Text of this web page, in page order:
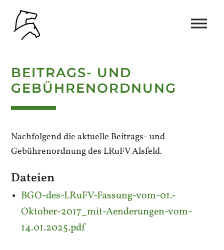
BEITRAGS- UND
GEBÜHRENORDNUNG
Nachfolgend die aktuelle Beitrags- und
Gebührenordnung des LRuFV Alsfeld.
Dateien
BGO-des-LRuFV-Fassung-vom-01.-
Oktober-2017_mit-Aenderungen-vom-
14.01.2025.pdf